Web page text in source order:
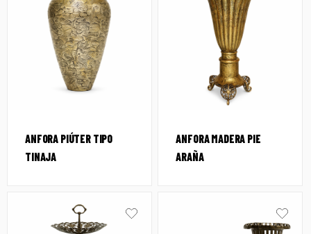
ANFORA PIÚTER TIPO
TINAJA
ANFORA MADERA PIE
ARAÑA